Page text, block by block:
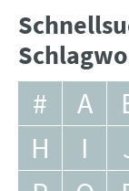
# A
H
I